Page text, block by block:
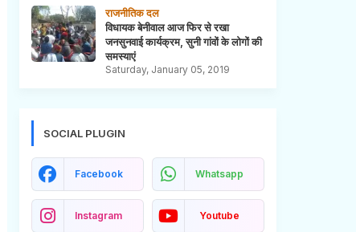
राजनीतिक दल
विधायक बेनीवाल आज फिर से रखा
जनसुनवाई कार्यक्रम, सुनी गांवों के लोगों की
समस्याएं
Saturday, January 05, 2019
SOCIAL PLUGIN
Facebook Whatsapp
Instagram Youtube